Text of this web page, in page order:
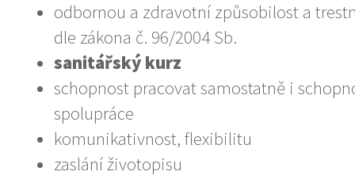
odbornou a zdravotní způsobilost a
dle zákona č. 96/2004 Sb.
sanitářský kurz
schopnost pracovat samostatně i
spolupráce
komunikativnost, flexibilitu
zaslání životopisu